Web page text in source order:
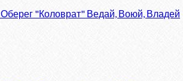
Оберег "Коловрат" Ведай, Воюй, Владей